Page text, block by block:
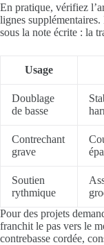
En pratique, vérifiez
lignes
sous la note écrite : la
Usage
Doublage
de basse
Contrechant
grave
Soutien
rythmique
Pour des projets
franchit le pas vers le
contrebasse cordée,